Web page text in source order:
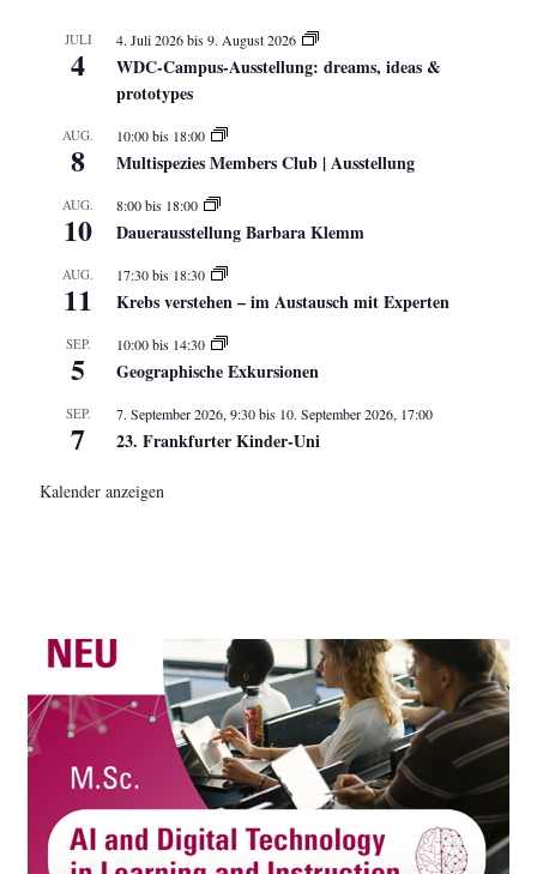
JULI
4
4. Juli 2026bis9. August 2026
WDC-Campus-Ausstellung: dreams, ideas &
prototypes
AUG.
8
10:00bis 18:00
Multispezies Members Club | Ausstellung
AUG.
10
8:00bis 18:00
Dauerausstellung Barbara Klemm
AUG.
11
17:30bis 18:30
Krebs verstehen – im Austausch mit Experten
SEP.
5
10:00bis 14:30
Geographische Exkursionen
SEP.
7
7. September 2026, 9:30bis 10. September 2026, 17:00
23. Frankfurter Kinder-Uni
Kalender anzeigen